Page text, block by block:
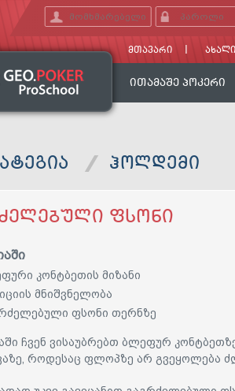
ᲛᲗᲐᲕᲐᲠᲘ
ᲘᲗᲐᲛᲐᲨᲔ ᲞᲝᲙᲔᲠᲘ
ᲰᲝᲚᲓᲔᲛᲘ
ᲤᲡᲝᲜᲘ
კონტბეთის მიზანი
მნიშვნელობა
ფსონი თერნზე
ჩვენ ვისაუბრებთ ბლეფურ
როდესაც ფლოპზე არ გვეყოლება